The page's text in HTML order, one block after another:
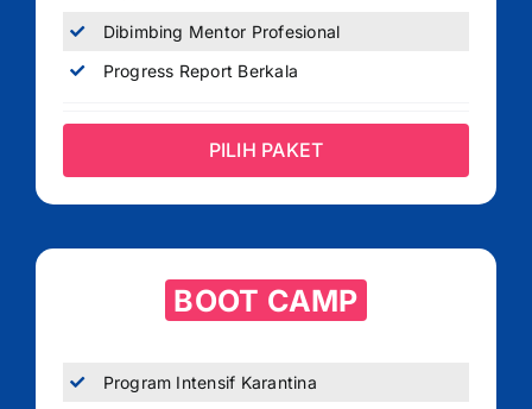
Dibimbing Mentor Profesional
Progress Report Berkala
PILIH PAKET
BOOT CAMP
Program Intensif Karantina